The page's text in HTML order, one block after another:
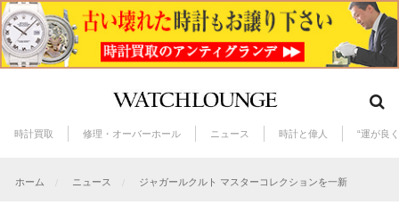
時計買取 修理・オーバーホール ニュース 時計と偉人 “運が良
ホーム ニュース ジャガールクルト マスターコレクションを一新